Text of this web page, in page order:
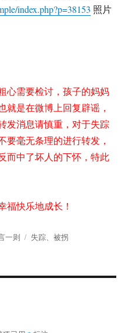
index.php?p=38153 照片
心需要检讨，孩子的妈妈
就是在微博上回复辟谣，
发消息请慎重，对于失踪
要毫无条理的进行转发，
而中了坏人的下怀，特此
福快乐地成长！
一则
标
失踪、被拐